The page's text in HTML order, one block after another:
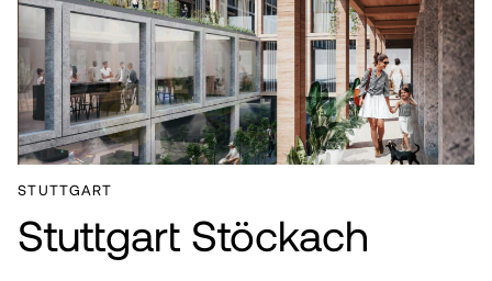
STUTTGART
Stuttgart Stöckach